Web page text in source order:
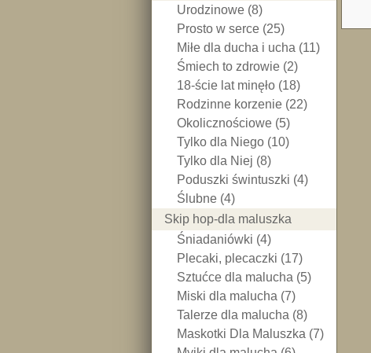
Urodzinowe (8)
Prosto w serce (25)
Miłe dla ducha i ucha (11)
Śmiech to zdrowie (2)
18-ście lat minęło (18)
Rodzinne korzenie (22)
Okolicznościowe (5)
Tylko dla Niego (10)
Tylko dla Niej (8)
Poduszki świntuszki (4)
Ślubne (4)
Skip hop-dla maluszka
Śniadaniówki (4)
Plecaki, plecaczki (17)
Sztućce dla malucha (5)
Miski dla malucha (7)
Talerze dla malucha (8)
Maskotki Dla Maluszka (7)